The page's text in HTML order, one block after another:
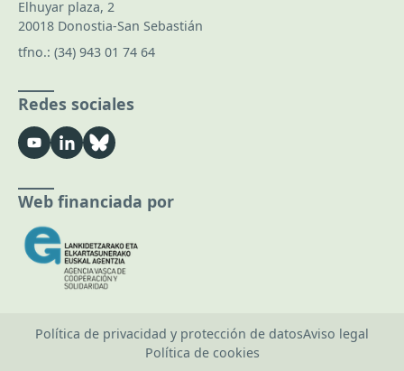
Elhuyar plaza, 2
20018 Donostia-San Sebastián
tfno.: (34) 943 01 74 64
Redes sociales
Web financiada por
Política de privacidad y protección de datosAviso legal
Política de cookies